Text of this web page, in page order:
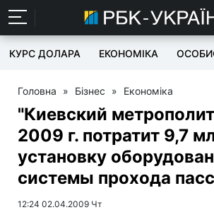
КУРС ДОЛАРА ЕКОНОМІКА
Головна » Бізнес » Економіка
"Киевский
2009 г. потратит 9,7
установку
системы прохода
12:24 02.04.2009 Чт